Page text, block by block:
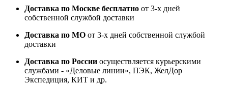
Доставка по Москве бесплатно от 3-х дней
собственной службой доставки
Доставка по МО от 3-х дней собственной службой
доставки
Доставка по России осуществляется курьерскими
службами - «Деловые линии», ПЭК, ЖелДор
Экспедиция, КИТ и др.